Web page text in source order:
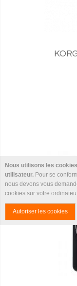
Nous utilisons les
utilisateur. Pour se
nous devons vous
cookies sur votre
Autoriser les cookies